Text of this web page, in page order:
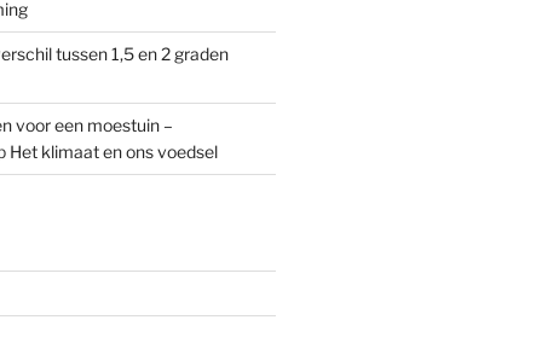
tussen 1,5 en 2 graden
voor een moestuin –
Het klimaat en ons voedsel